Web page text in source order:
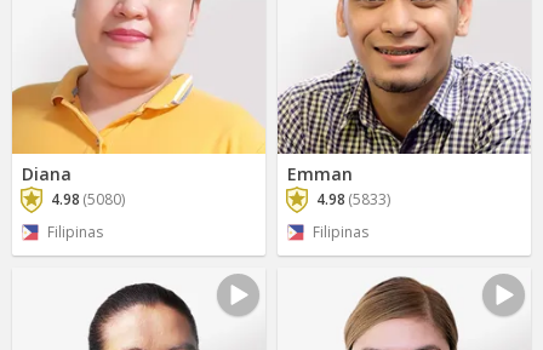
Diana
4.98 (5080)
Filipinas
Emman
4.98 (5833)
Filipinas